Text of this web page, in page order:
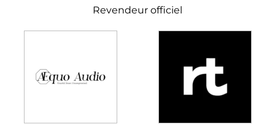
Revendeur officiel